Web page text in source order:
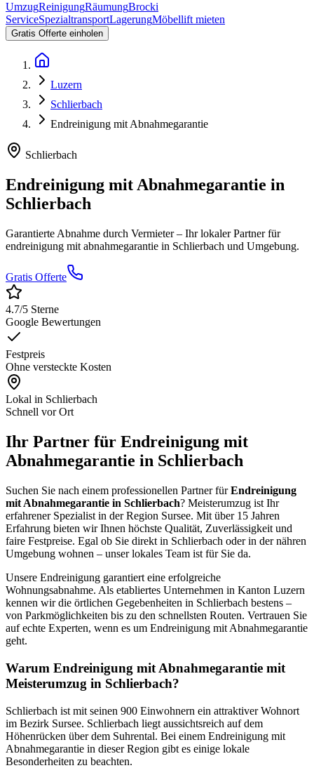
UmzugReinigungRäumungBrocki
ServiceSpezialtransportLagerungMöbellift mieten
Gratis Offerte einholen
Luzern
Schlierbach
Endreinigung mit Abnahmegarantie
Schlierbach
Endreinigung mit Abnahmegarantie in
Schlierbach
Garantierte Abnahme durch Vermieter– Ihr lokaler Partner für
endreinigung mit abnahmegarantie in Schlierbach und Umgebung.
Gratis Offerte
4.7/5 Sterne
Google Bewertungen
Festpreis
Ohne versteckte Kosten
Lokal in Schlierbach
Schnell vor Ort
Ihr Partner für Endreinigung mit
Abnahmegarantie in Schlierbach
Suchen Sie nach einem professionellen Partner fürEndreinigung
mit Abnahmegarantie in Schlierbach? Meisterumzug ist Ihr
erfahrener Spezialist in der Region Sursee. Mit über 15 Jahren
Erfahrung bieten wir Ihnen höchste Qualität, Zuverlässigkeit und
faire Festpreise. Egal ob Sie direkt in Schlierbach oder in der nähren
Umgebung wohnen – unser lokales Team ist für Sie da.
Unsere Endreinigung garantiert eine erfolgreiche
Wohnungsabnahme. Als etabliertes Unternehmen in Kanton Luzern
kennen wir die örtlichen Gegebenheiten in Schlierbach bestens –
von Parkmöglichkeiten bis zu den schnellsten Routen. Vertrauen Sie
auf echte Experten, wenn es um Endreinigung mit Abnahmegarantie
geht.
Warum Endreinigung mit Abnahmegarantie mit
Meisterumzug in Schlierbach?
Schlierbach ist mit seinen 900 Einwohnern ein attraktiver Wohnort
im Bezirk Sursee. Schlierbach liegt aussichtsreich auf dem
Höhenrücken über dem Suhrental. Bei einem Endreinigung mit
Abnahmegarantie in dieser Region gibt es einige lokale
Besonderheiten zu beachten.